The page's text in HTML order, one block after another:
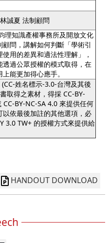
誠夏 法制顧問
理知識產權事務所及開放文化
問，講解如何判斷「學術引
用的差異和適法性理解」，
透過公眾授權的模式取得，在
能更加得心應手。
(CC-姓名標示-3.0-台灣及其後
取得之素材，得採 CC-BY-
CC-BY-NC-SA 4.0 來提供任何
以依最後加註的其他選項，必
3.0 TW+ 的授權方式來提供給
HANDOUT DOWNLOAD